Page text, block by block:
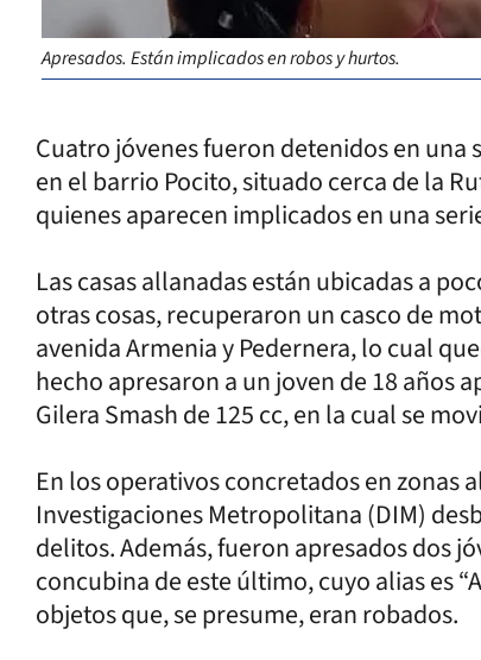
Apresados. Están implicados en robos y hurtos.
Cuatro jóvenes fueron detenidos en
en el barrio Pocito, situado cerca de la
quienes aparecen implicados en una
Las casas allanadas están ubicadas a
otras cosas, recuperaron un casco de
avenida Armenia y Pedernera, lo cual
hecho apresaron a un joven de 18 años
Gilera Smash de 125 cc, en la cual se
En los operativos concretados en zonas
Investigaciones Metropolitana (DIM)
delitos. Además, fueron apresados dos
concubina de este último, cuyo alias es
objetos que, se presume, eran robados.